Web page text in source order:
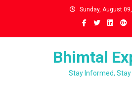
Sunday, August
Bhimtal
Stay Informed, Stay